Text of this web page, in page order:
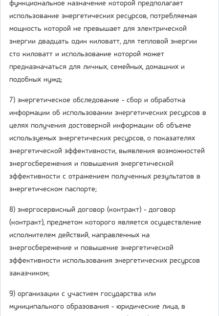
функциональное назначение которой предполагает
использование энергетических ресурсов, потребляемая
мощность которой не превышает для электрической
энергии двадцать один киловатт, для тепловой энергии
сто киловатт и использование которой может
предназначаться для личных, семейных, домашних и
подобных нужд;
7) энергетическое обследование - сбор и обработка
информации об использовании энергетических ресурсов в
целях получения достоверной информации об объеме
используемых энергетических ресурсов, о показателях
энергетической эффективности, выявления возможностей
энергосбережения и повышения энергетической
эффективности с отражением полученных результатов в
энергетическом паспорте;
8) энергосервисный договор (контракт) - договор
(контракт), предметом которого является осуществление
исполнителем действий, направленных на
энергосбережение и повышение энергетической
эффективности использования энергетических ресурсов
заказчиком;
9) организации с участием государства или
муниципального образования - юридические лица, в